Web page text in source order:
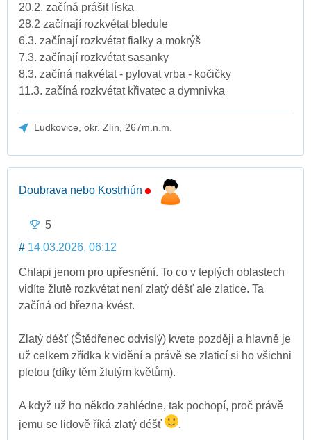
20.2. začíná prášit líska
28.2 začínají rozkvétat bledule
6.3. začínají rozkvétat fialky a mokrýš
7.3. začínají rozkvétat sasanky
8.3. začíná nakvétat - pylovat vrba - kočičky
11.3. začíná rozkvétat křivatec a dymnivka
Ludkovice, okr. Zlín, 267m.n.m.
Doubrava nebo Kostrhún
5
# 14.03.2026, 06:12
Chlapi jenom pro upřesnění. To co v teplých oblastech
vidíte žlutě rozkvétat není zlatý déšť ale zlatice. Ta
začíná od března kvést.
Zlatý déšť (Štědřenec odvislý) kvete později a hlavně je
už celkem zřídka k vidění a právě se zlaticí si ho všichni
pletou (díky těm žlutým květům).
A když už ho někdo zahlédne, tak pochopí, proč právě
jemu se lidově říká zlatý déšť
.